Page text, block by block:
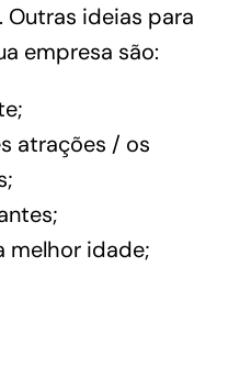
Outras ideias para
empresa são:
atrações / os
melhor idade;